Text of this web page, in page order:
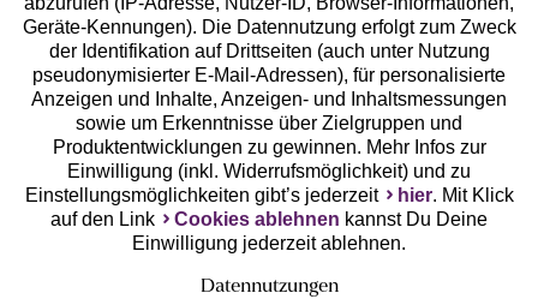
Unsere Apps
Geräte-Kennungen). Die Datennutzung erfolgt zum Zweck
der Identifikation auf Drittseiten (auch unter Nutzung
pseudonymisierter E-Mail-Adressen), für personalisierte
Anzeigen und Inhalte, Anzeigen- und Inhaltsmessungen
sowie um Erkenntnisse über Zielgruppen und
Produktentwicklungen zu gewinnen. Mehr Infos zur
Einwilligung (inkl. Widerrufsmöglichkeit) und zu
Einstellungsmöglichkeiten gibt’s jederzeit
hier. Mit Klick
auf den Link
Cookies ablehnen kannst Du Deine
Einwilligung jederzeit ablehnen.
Datennutzungen